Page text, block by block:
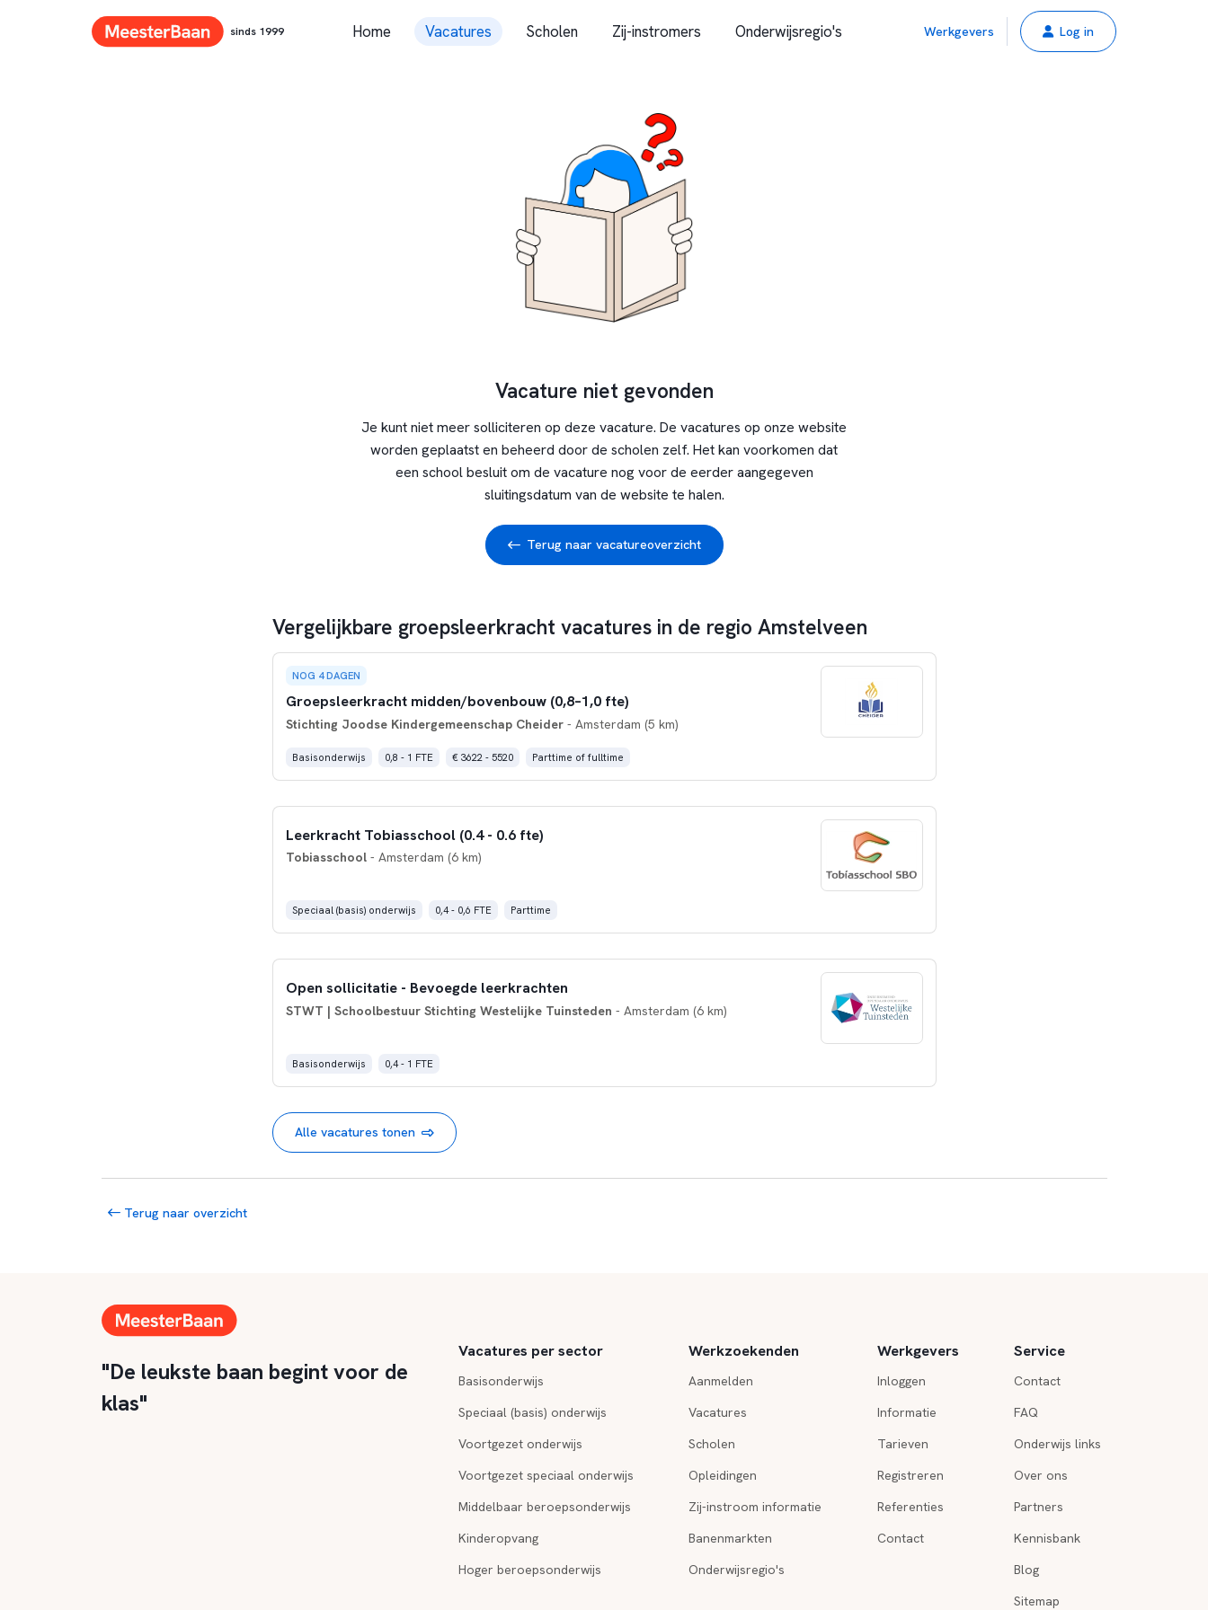
sinds 1999 Home Vacatures Scholen Zij-instromers Onderwijsregio's Werkgevers Log in
Vacature niet gevonden
Je kunt niet meer solliciteren op deze vacature. De vacatures op onze website
worden geplaatst en beheerd door de scholen zelf. Het kan voorkomen dat
een school besluit om de vacature nog voor de eerder aangegeven
sluitingsdatum van de website te halen.
Terug naar vacatureoverzicht
Vergelijkbare groepsleerkracht vacatures in de regio Amstelveen
NOG 4 DAGEN
Groepsleerkracht midden/bovenbouw (0,8–1,0 fte)
Stichting Joodse Kindergemeenschap Cheider- Amsterdam (5 km)
Basisonderwijs 0,8 - 1 FTE € 3622 - 5520 Parttime of fulltime
Leerkracht Tobiasschool (0.4 - 0.6 fte)
Tobiasschool- Amsterdam (6 km)
Speciaal (basis) onderwijs 0,4 - 0,6 FTE Parttime
Open sollicitatie - Bevoegde leerkrachten
STWT | Schoolbestuur Stichting Westelijke Tuinsteden - Amsterdam (6 km)
Basisonderwijs 0,4 - 1 FTE
Alle vacatures tonen
Terug naar overzicht
"De leukste baan begint voor de
klas"
Vacatures per sector
Basisonderwijs
Speciaal (basis) onderwijs
Voortgezet onderwijs
Voortgezet speciaal onderwijs
Middelbaar beroepsonderwijs
Kinderopvang
Hoger beroepsonderwijs
Werkzoekenden
Aanmelden
Vacatures
Scholen
Opleidingen
Zij-instroom informatie
Banenmarkten
Onderwijsregio's
Werkgevers
Inloggen
Informatie
Tarieven
Registreren
Referenties
Contact
Service
Contact
FAQ
Onderwijs links
Over ons
Partners
Kennisbank
Blog
Sitemap